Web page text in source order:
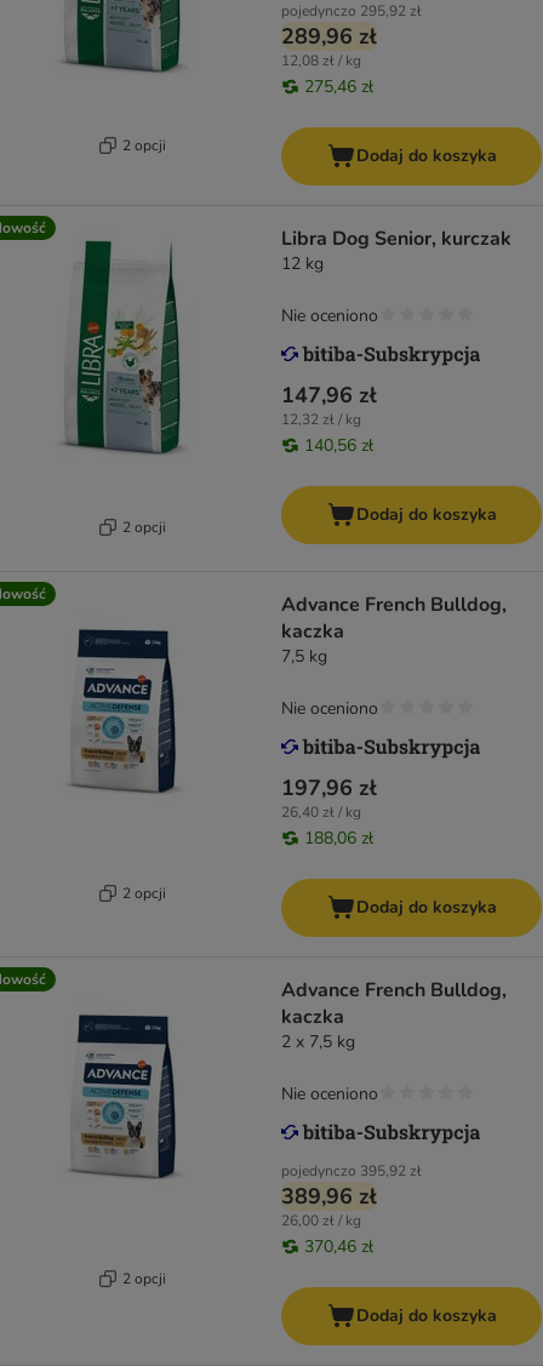
2 opcji
pojedynczo 295,92 zł
289,96 zł
12,08 zł / kg
275,46 zł
Dodaj do koszyka
2 opcji
Libra Dog Senior, kurczak
12 kg
147,96 zł
12,32 zł / kg
140,56 zł
Nie oceniono
Dodaj do koszyka
2 opcji
Advance French Bulldog,
kaczka
7,5 kg
197,96 zł
26,40 zł / kg
188,06 zł
Nie oceniono
Dodaj do koszyka
2 opcji
Advance French Bulldog,
kaczka
2 x 7,5 kg
pojedynczo 395,92 zł
389,96 zł
26,00 zł / kg
370,46 zł
Nie oceniono
Dodaj do koszyka